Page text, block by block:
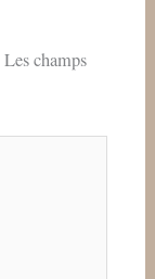
Les champs